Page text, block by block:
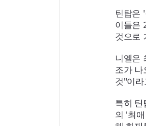
틴탑은
이들은
것으로
니엘은
조가
것"이
특히 틴
의 '최